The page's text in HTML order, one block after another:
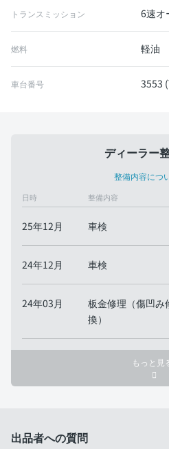
トランスミッション 6速オ
燃料 軽油
車台番号 3553
ディーラー
整備内容につ
日時 整備内容
25年12月 車検
24年12月 車検
24年03月
板金修理（傷凹み
換）
もっと見
出品者への質問